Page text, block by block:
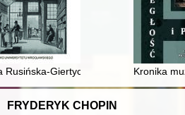
i nazwiskami właścicieli :
w czasie powstania w getcie
Rusińska-Giertych (13 marca 1965 - 10
Kronika
FRYDERYK CHOPIN